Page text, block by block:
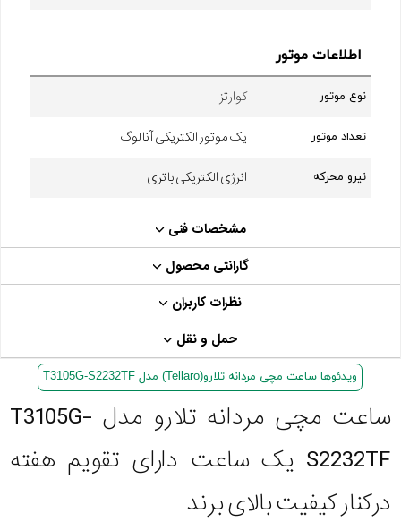
اطلاعات موتور
نوع موتور کوارتز
تعداد موتور یک موتور الکتریکی آنالوگ
نیرو محرکه انرژی الکتریکی باتری
مشخصات فنی
گارانتی محصول
نظرات کاربران
حمل و نقل
ویدئوها ساعت مچی مردانه تلارو(Tellaro) مدل T3105G-S2232TF
ساعت مچی مردانه تلارو مدل T3105G-
S2232TF یک ساعت دارای تقویم هفته
درکنار کیفیت بالای برند